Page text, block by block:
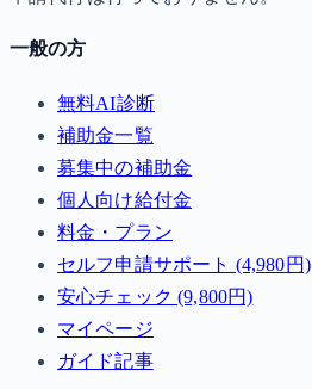
一般の方
無料AI診断
補助金一覧
募集中の補助金
個人向け給付金
料金・プラン
セルフ申請サポート (4,980円)
安心チェック (9,800円)
マイページ
ガイド記事